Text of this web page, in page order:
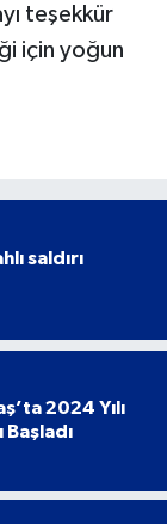
teşekkür
için yoğun
saldırı
2024 Yılı
Başladı